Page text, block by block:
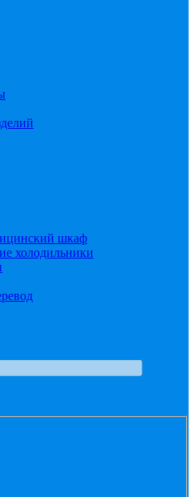
шкаф
холодильники